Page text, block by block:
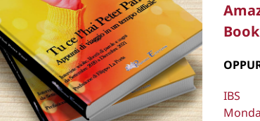
IBS